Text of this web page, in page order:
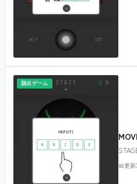
脱出ゲーム
📅更新